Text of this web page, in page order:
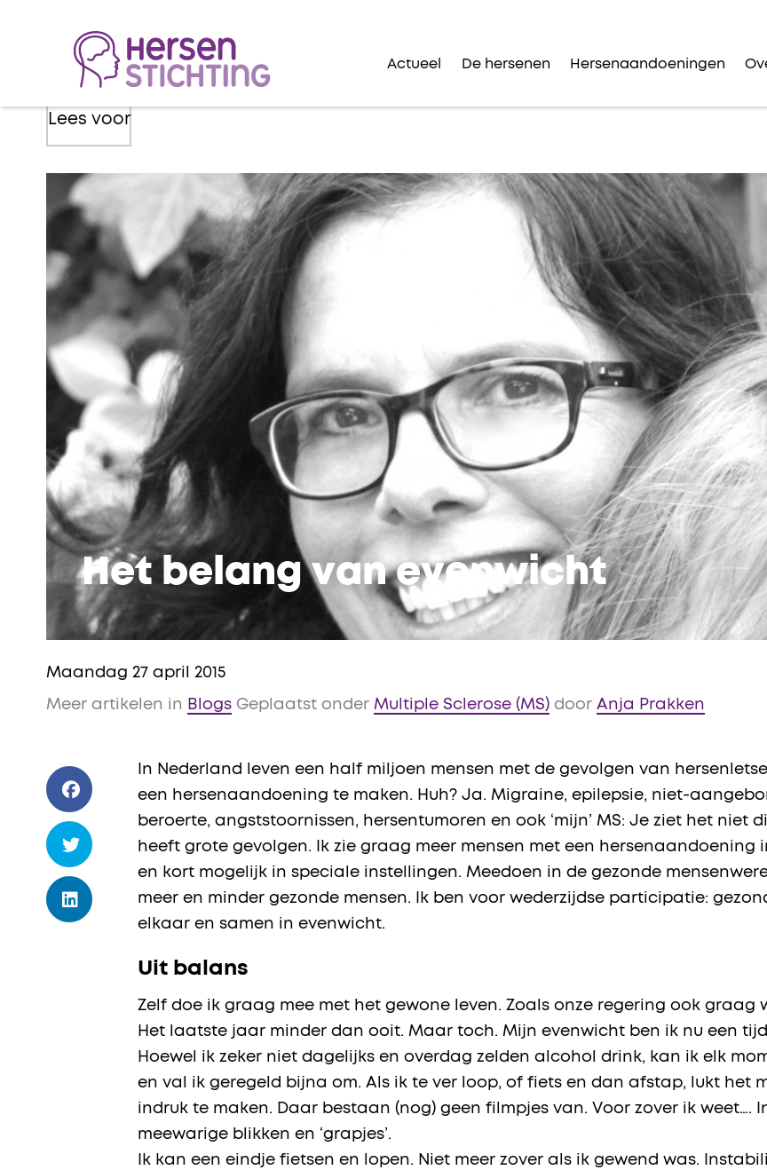
Actueel De hersenen Hersenaandoeningen
Lees voor
Het belang van evenwicht
Maandag 27 april 2015
Meer artikelen in Blogs Geplaatst onder Multiple Sclerose (MS) door Anja Prakken
In Nederland leven een half miljoen mensen met de gevolgen van
een hersenaandoening te maken. Huh? Ja. Migraine, epilepsie, niet-
beroerte, angststoornissen, hersentumoren en ook ‘mijn’ MS: Je ziet het niet
heeft grote gevolgen. Ik zie graag meer mensen met een hersenaandoening
en kort mogelijk in speciale instellingen. Meedoen in de gezonde
meer en minder gezonde mensen. Ik ben voor wederzijdse participatie:
elkaar en samen in evenwicht.
Uit balans
Zelf doe ik graag mee met het gewone leven. Zoals onze regering ook
Het laatste jaar minder dan ooit. Maar toch. Mijn evenwicht ben ik nu een
Hoewel ik zeker niet dagelijks en overdag zelden alcohol drink, kan ik elk
en val ik geregeld bijna om. Als ik te ver loop, of fiets en dan afstap, lukt het
indruk te maken. Daar bestaan (nog) geen filmpjes van. Voor zover ik weet….
meewarige blikken en ‘grapjes’.
Ik kan een eindje fietsen en lopen. Niet meer zover als ik gewend was.